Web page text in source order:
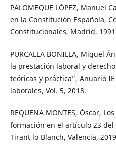
PALOMEQUE LÓPEZ, Manuel
en la Constitución Española,
Constitucionales, Madrid,
PURCALLA BONILLA, Miguel
la prestación laboral y
teóricas y práctica”, Anuario
laborales, Vol. 5, 2018.
REQUENA MONTES, Óscar,
formación en el artículo 23
Tirant lo Blanch, Valencia,